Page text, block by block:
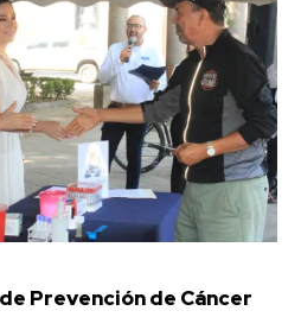
Prevención de Cáncer